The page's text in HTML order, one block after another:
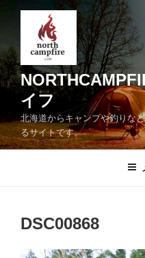
ン
ツ
へ
キ
ッ
イフ
北海道からキャンプや釣りな
るサイトです。
DSC00868